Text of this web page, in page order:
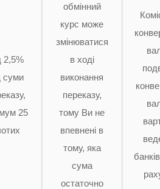
2,5%
суми
25
обмінний
курс може
змінюватися
в ході
виконання
переказу,
тому Ви не
впевнені в
тому, яка
сума
остаточно